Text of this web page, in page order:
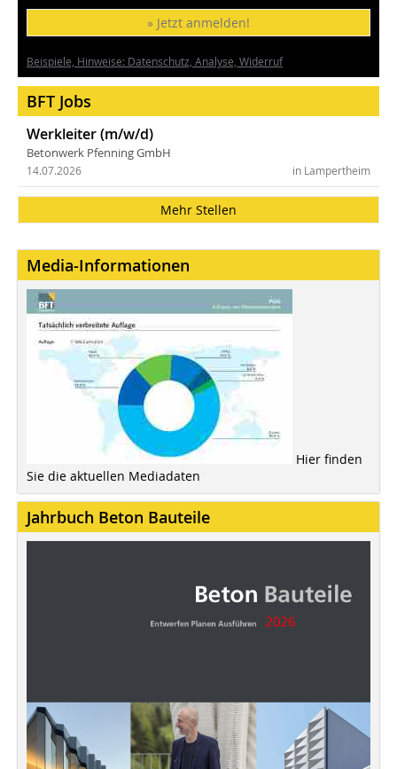
» Jetzt anmelden!
Beispiele, Hinweise: Datenschutz, Analyse, Widerruf
BFT Jobs
Werkleiter (m/w/d)
Betonwerk Pfenning GmbH
in Lampertheim
14.07.2026
Mehr Stellen
Media-Informationen
Hier finden
Sie die aktuellen Mediadaten
Jahrbuch Beton Bauteile